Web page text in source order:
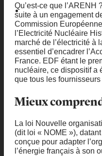
Qu’est-ce que
suite à un engagement
Commission
l’Electricité Nucléaire
marché de l’électricité à
essentiel d’encadrer
France. EDF étant le
nucléaire, ce dispositif a
que tous les
Mieux
La loi Nouvelle
(dit loi « NOME »),
conçue pour adapter
l’énergie français à son